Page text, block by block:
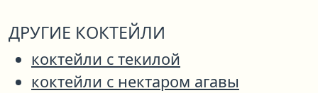
ДРУГИЕ КОКТЕЙЛИ
коктейли с текилой
коктейли с нектаром агавы